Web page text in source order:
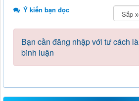
Ý kiến bạn đọc
Bạn cần đăng nhập với tư cách là
bình luận